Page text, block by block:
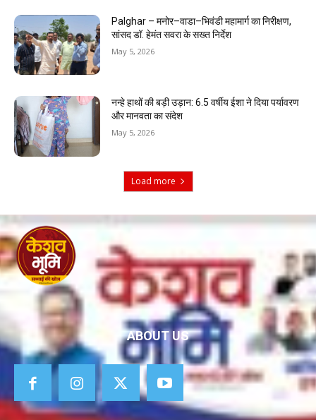
Palghar – मनोर–वाडा–भिवंडी महामार्ग का निरीक्षण,
सांसद डॉ. हेमंत सवरा के सख्त निर्देश
May 5, 2026
नन्हे हाथों की बड़ी उड़ान: 6.5 वर्षीय ईशा ने दिया पर्यावरण
और मानवता का संदेश
May 5, 2026
Load more
ABOUT US